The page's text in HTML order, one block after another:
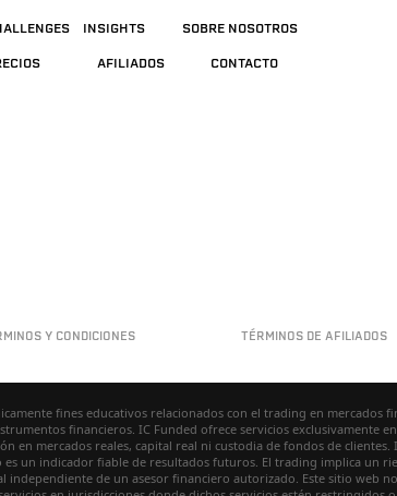
INSIGHTS SOBRE NOSOTROS
AFILIADOS CONTACTO
Y CONDICIONES TÉRMINOS DE AFILIADOS
fines educativos relacionados con el trading en
financieros. IC Funded ofrece servicios
en mercados reales, capital real ni custodia de fondos de
un indicador fiable de resultados futuros. El trading implica un
independiente de un asesor financiero autorizado. Este sitio